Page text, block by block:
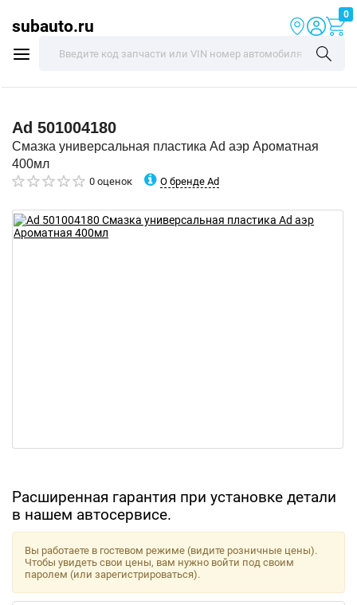
subauto.ru
0
Ad 501004180
Смазка универсальная пластика Ad аэр Ароматная
400мл
0 оценок О бренде Ad
Расширенная гарантия при установке детали
в нашем автосервисе.
Вы работаете в гостевом режиме (видите розничные цены).
Чтобы увидеть свои цены, вам нужно войти под своим
паролем (или зарегистрироваться).